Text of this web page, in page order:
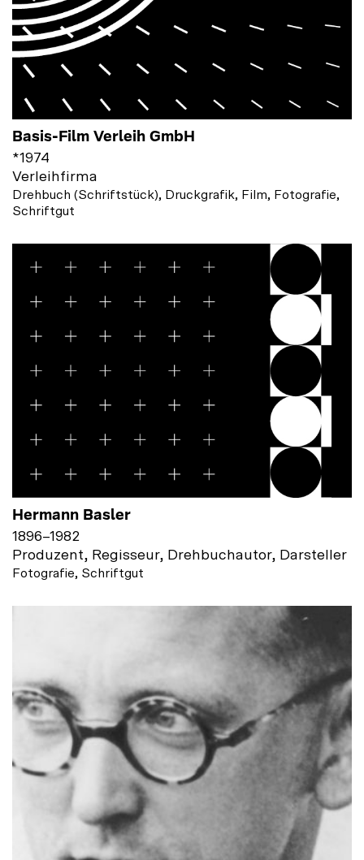
Basis-Film Verleih GmbH
*1974
Verleihfirma
Drehbuch (Schriftstück), Druckgrafik, Film, Fotografie,
Schriftgut
Hermann Basler
1896–1982
Produzent, Regisseur, Drehbuchautor, Darsteller
Fotografie, Schriftgut